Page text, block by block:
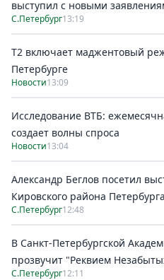
выступил с новыми
С.Петербург13:19
Т2 включает маджентовый
Петербурге
Новости13:09
Исследование ВТБ:
создает волны спроса
Новости13:04
Александр Беглов посетил
Кировского района Петербурга
С.Петербург12:48
В Санкт-Петербургской
прозвучит "Реквием
С.Петербург12:11